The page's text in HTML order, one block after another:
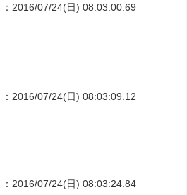
：2016/07/24(日) 08:03:00.69
：2016/07/24(日) 08:03:09.12
：2016/07/24(日) 08:03:24.84